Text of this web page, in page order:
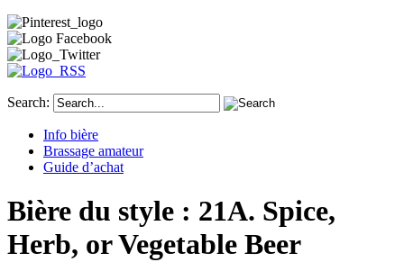
Search:
Info bière
Brassage amateur
Guide d’achat
Bière du style : 21A. Spice,
Herb, or Vegetable Beer